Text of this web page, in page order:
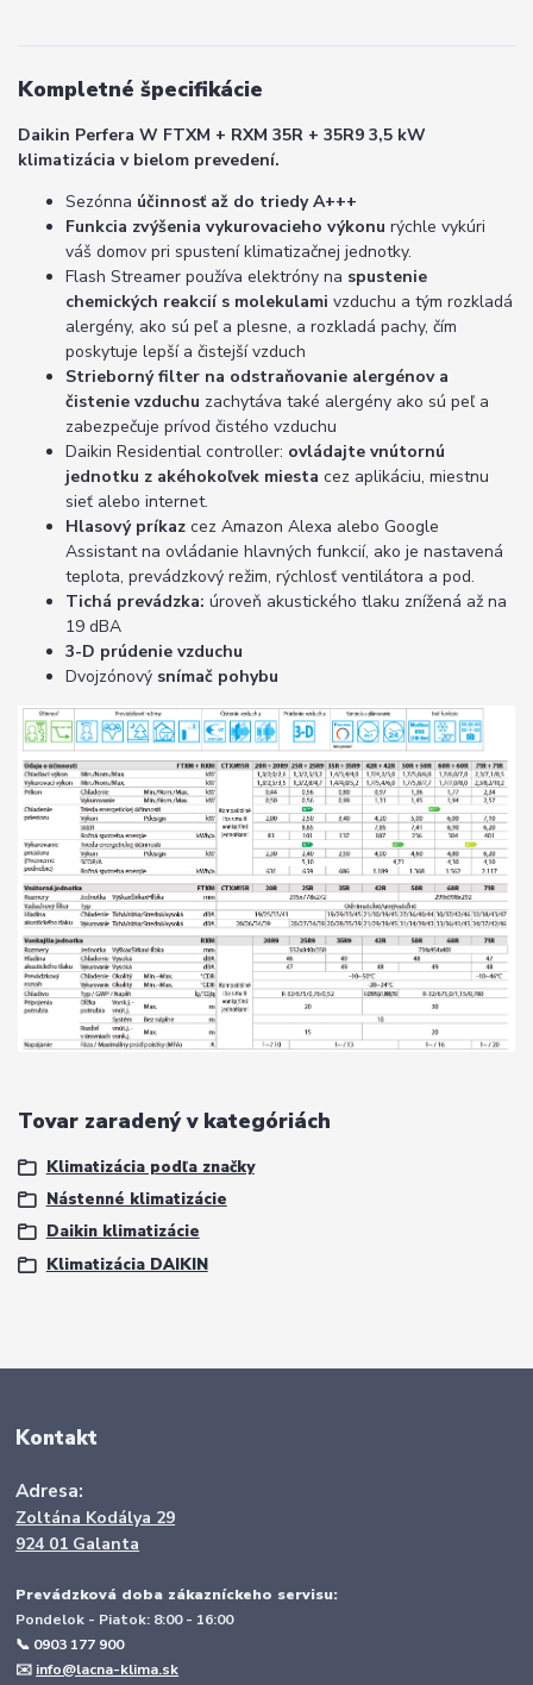
Kompletné špecifikácie
Daikin Perfera W FTXM + RXM 35R + 35R9 3,5 kW
klimatizácia v bielom prevedení.
Sezónna účinnosť až do triedy A+++
Funkcia zvýšenia vykurovacieho výkonu rýchle vykúri
váš domov pri spustení klimatizačnej jednotky.
Flash Streamer používa elektróny na spustenie
chemických reakcií s molekulami vzduchu a tým rozkladá
alergény, ako sú peľ a plesne, a rozkladá pachy, čím
poskytuje lepší a čistejší vzduch
Strieborný filter na odstraňovanie alergénov a
čistenie vzduchu zachytáva také alergény ako sú peľ a
zabezpečuje prívod čistého vzduchu
Daikin Residential controller: ovládajte vnútornú
jednotku z akéhokoľvek miesta cez aplikáciu, miestnu
sieť alebo internet.
Hlasový príkaz cez Amazon Alexa alebo Google
Assistant na ovládanie hlavných funkcií, ako je nastavená
teplota, prevádzkový režim, rýchlosť ventilátora a pod.
Tichá prevádzka: úroveň akustického tlaku znížená až na
19 dBA
3-D prúdenie vzduchu
Dvojzónový snímač pohybu
Tovar zaradený v kategóriách
Klimatizácia podľa značky
Nástenné klimatizácie
Daikin klimatizácie
Klimatizácia DAIKIN
Kontakt
Adresa:
Zoltána Kodálya 29
924 01 Galanta
Prevádzková doba zákazníckeho servisu:
Pondelok - Piatok: 8:00 - 16:00
📞 0903 177 900
✉️ info@lacna-klima.sk